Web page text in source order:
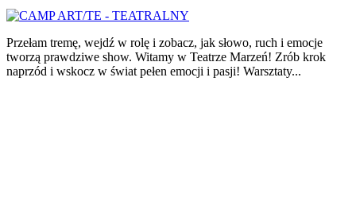
Przełam tremę, wejdź w rolę i zobacz, jak słowo, ruch i emocje
tworzą prawdziwe show. Witamy w Teatrze Marzeń! Zrób krok
naprzód i wskocz w świat pełen emocji i pasji! Warsztaty...